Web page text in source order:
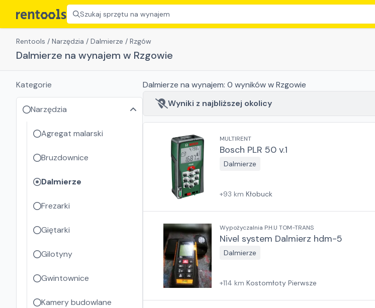
Szukaj sprzętu na wynajem
Rentools / Narzędzia / Dalmierze / Rzgów
Dalmierze na wynajem w Rzgowie
Dalmierze na wynajem: 0 wynikóww Rzgowie
Wyniki z najbliższej okolicy
MULTIRENT
Bosch PLR 50 v.1
Dalmierze
+93 km Kłobuck
Wypożyczalnia P.H.U TOM-TRANS
Nivel system Dalmierz hdm-5
Dalmierze
+114 km Kostomłoty Pierwsze
Kategorie
Narzędzia
Agregat malarski
Bruzdownice
Dalmierze
Frezarki
Giętarki
Gilotyny
Gwintownice
Kamery budowlane